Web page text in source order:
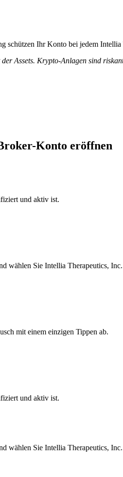
schützen Ihr Konto bei jedem
Assets. Krypto-Anlagen sind
Konto eröffnen
und aktiv ist.
wählen Sie Intellia Therapeutics,
mit einem einzigen Tippen ab.
und aktiv ist.
wählen Sie Intellia Therapeutics,